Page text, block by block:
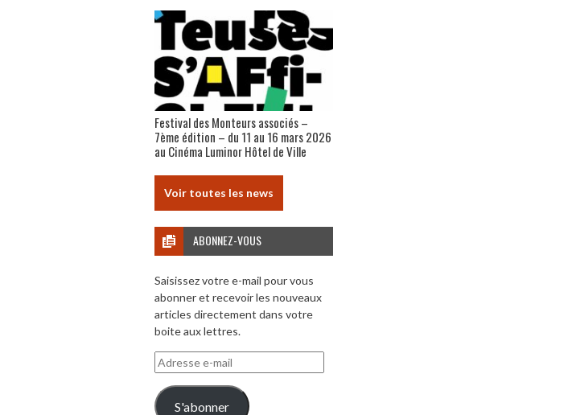
Festival des Monteurs associés –
7ème édition – du 11 au 16 mars 2026
au Cinéma Luminor Hôtel de Ville
Voir toutes les news
ABONNEZ-VOUS
Saisissez votre e-mail pour vous
abonner et recevoir les nouveaux
articles directement dans votre
boite aux lettres.
Adresse
e-
mail
S'abonner